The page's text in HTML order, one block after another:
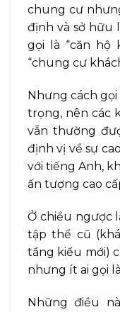
chung cư
định và sở hữu
gọi là “căn hộ
“chung cư
Nhưng cách gọi
trọng, nên các
vẫn thường
định vị về sự
với tiếng Anh,
ấn tượng cao
Ở chiều ngược
tập thể cũ
tầng kiểu mới)
nhưng ít ai gọi
Những điều